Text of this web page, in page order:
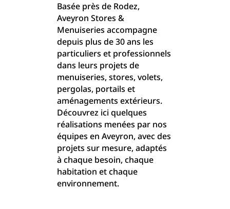
Basée près de Rodez,
Aveyron Stores &
Menuiseries accompagne
depuis plus de 30 ans les
particuliers et professionnels
dans leurs projets de
menuiseries, stores, volets,
pergolas, portails et
aménagements extérieurs.
Découvrez ici quelques
réalisations menées par nos
équipes en Aveyron, avec des
projets sur mesure, adaptés
à chaque besoin, chaque
habitation et chaque
environnement.